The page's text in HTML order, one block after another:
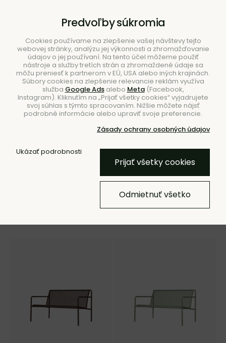
Hľadať
Úvod Kolekcie
Kolekcia Dapple
Predvoľby súkromia
Cookies používame na zlepšenie vašej návštevy tejto
webovej stránky, analýzu jej výkonnosti a zhromažďovanie
údajov o jej používaní. Na tento účel môžeme použiť
nástroje a služby tretích strán a zhromaždené údaje sa
môžu preniesť k partnerom v EÚ, USA alebo iných krajinách.
Súbory cookies na zlepšenie relevancie reklám využíva
služba Google Adsalebo Meta(Facebook,
Instagram). Kliknutím na „Prijať všetky cookies“ vyjadrujete
svoj súhlas s týmto spracovaním. Nižšie môžete nájsť
podrobné informácie alebo upraviť svoje preferencie.
Zásady ochrany osobných údajov
Ukázať podrobnosti
Prijať všetky cookies
Odmietnuť všetko